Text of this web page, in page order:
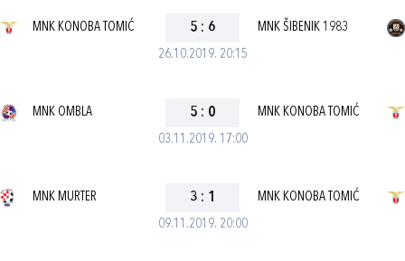
26.10.2019. 20:15
MNK KONOBA TOMIĆ 5 : 6 MNK ŠIBENIK 1983
03.11.2019. 17:00
MNK OMBLA 5 : 0 MNK KONOBA TOMIĆ
09.11.2019. 20:00
MNK MURTER 3 : 1 MNK KONOBA TOMIĆ